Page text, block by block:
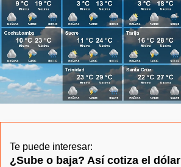
Te puede interesar:
¿Sube o baja? Así cotiza el dólar